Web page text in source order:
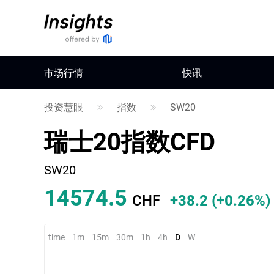
市场行情 快讯
投资慧眼 指数 SW20
瑞士20指数CFD
SW20
14574.8 CHF +38.5 (+0.26%)
time 1m 15m 30m 1h 4h D W